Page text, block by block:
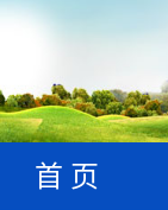
首 页